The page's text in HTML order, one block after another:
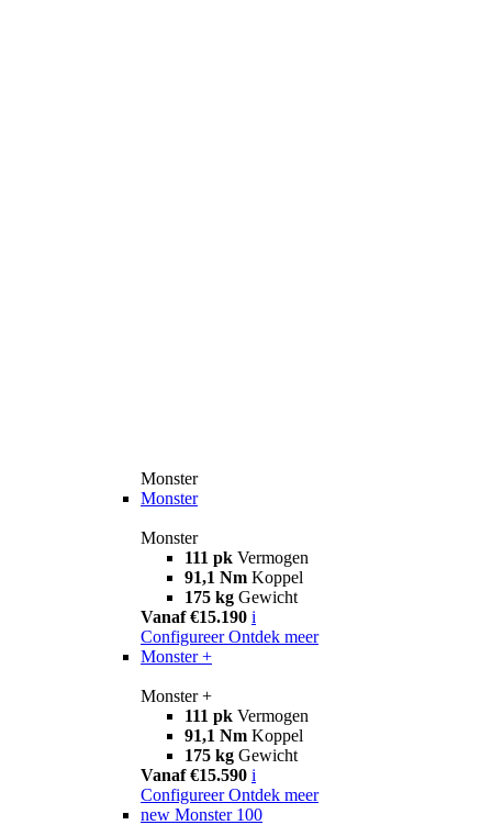
Monster
Monster
Monster
111 pk Vermogen
91,1 Nm Koppel
175 kg Gewicht
Vanaf €15.190 i
Configureer Ontdek meer
Monster +
Monster +
111 pk Vermogen
91,1 Nm Koppel
175 kg Gewicht
Vanaf €15.590 i
Configureer Ontdek meer
new Monster 100